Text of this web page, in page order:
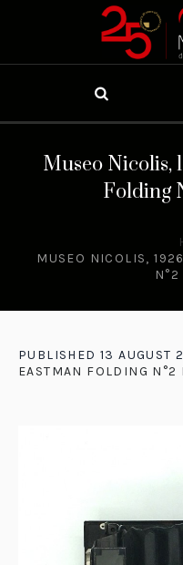
Museo Nicolis,
Folding
MUSEO NICOLIS,
N°2
PUBLISHED 13 AUGUST
EASTMAN FOLDING N°2